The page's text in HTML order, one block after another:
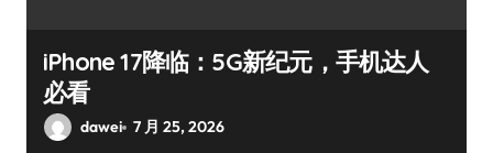
iPhone 17降临：5G新纪元，手机达人
必看
dawei 7 月 25, 2026